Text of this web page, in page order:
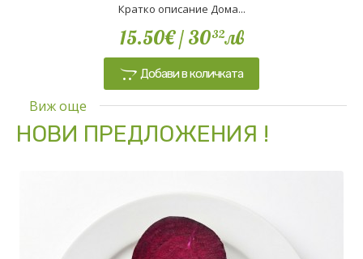
Кратко описание Дома...
15.50€/ 3032лв
Добави в количката
Виж още
НОВИ ПРЕДЛОЖЕНИЯ !